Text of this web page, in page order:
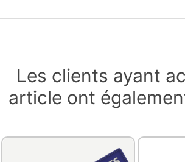
Les clients ayant
article ont